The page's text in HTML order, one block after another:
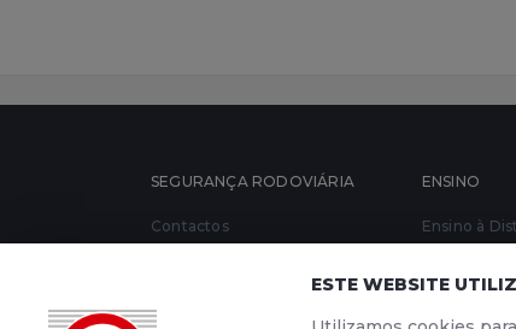
ESTE WEBSITE
SEGURANÇA RODOVIÁRIA
Contactos
Material Promocional
ENSINO
Ensino à
Escolas de